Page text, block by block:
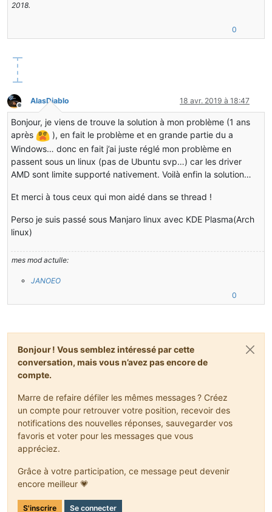
2018.
0
Hors-ligne
AlasDiablo 18 avr. 2019 à 18:47
Bonjour, je viens de trouve la solution à mon problème (1 ans
après
), en fait le problème et en grande partie du a
Windows… donc en fait j’ai juste réglé mon problème en
passent sous un linux (pas de Ubuntu svp…) car les driver
AMD sont limite supporté nativement. Voilà enfin la solution…
Et merci à tous ceux qui mon aidé dans se thread !
Perso je suis passé sous Manjaro linux avec KDE Plasma(Arch
linux)
mes mod actulle:
JANOEO
0
Bonjour ! Vous semblez intéressé par cette
conversation, mais vous n’avez pas encore de
compte.
Marre de refaire défiler les mêmes messages ? Créez
un compte pour retrouver votre position, recevoir des
notifications des nouvelles réponses, sauvegarder vos
favoris et voter pour les messages que vous
appréciez.
Grâce à votre participation, ce message peut devenir
encore meilleur 💗
S'inscrire Se connecter